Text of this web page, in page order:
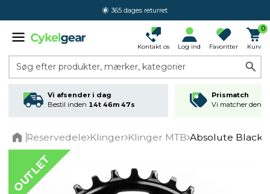
365 dages returret
Kontakt os Log ind Favoritter
0
Kurv
Søg efter produkter, mærker, kategorier
Vi afsender i dag
Bestil inden 14t 46m 47s
Prismatch
Vi matcher den
Reservedele Klinger Klinger MTB Absolute Black
OUTLET